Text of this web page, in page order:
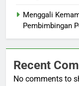
Menggali
Pembimbingan
Recent
No comments to